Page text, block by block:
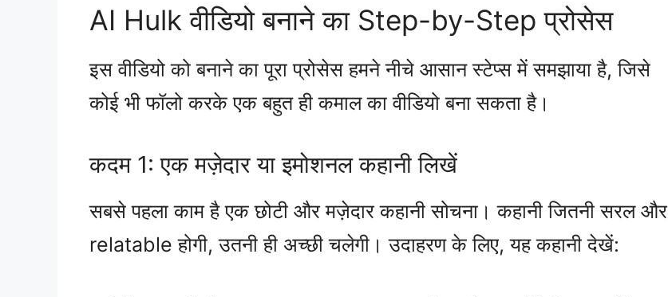
AI Hulk वीडियो बनाने का Step-by-Step प्रोसेस
इस वीडियो को बनाने का पूरा प्रोसेस हमने नीचे आसान स्टेप्स में समझाया है, जिसे
कोई भी फॉलो करके एक बहुत ही कमाल का वीडियो बना सकता है।
कदम 1: एक मज़ेदार या इमोशनल कहानी लिखें
सबसे पहला काम है एक छोटी और मज़ेदार कहानी सोचना। कहानी जितनी सरल और
relatable होगी, उतनी ही अच्छी चलेगी। उदाहरण के लिए, यह कहानी देखें: